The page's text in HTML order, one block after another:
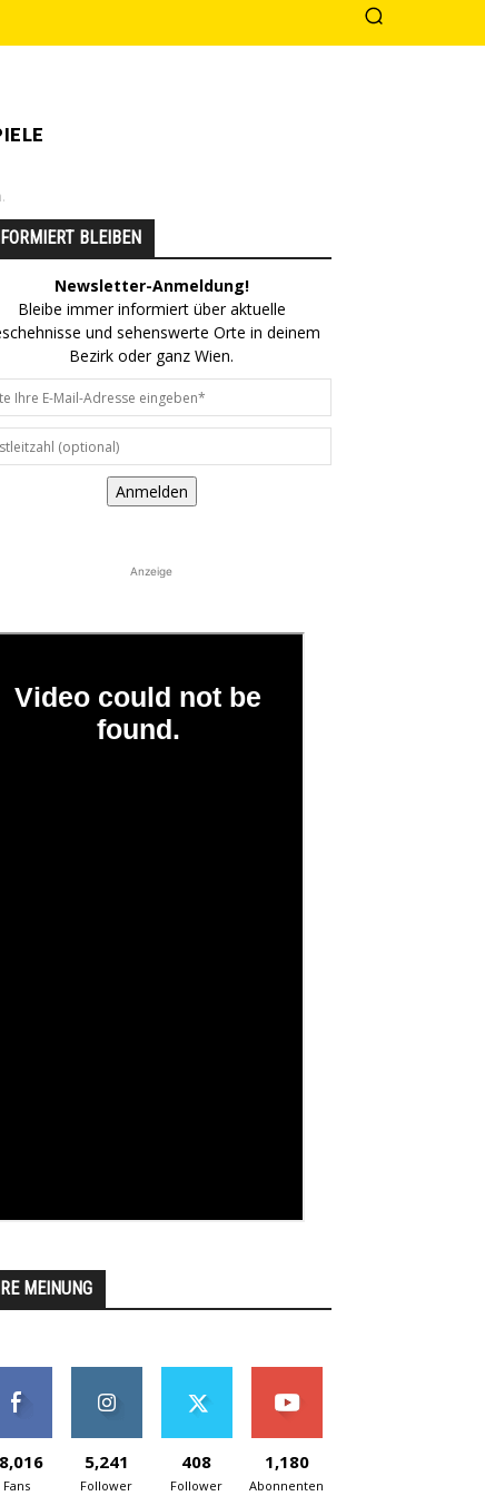
BLEIBEN
Newsletter-Anmeldung!
Bleibe immer informiert über aktuelle
und sehenswerte Orte in deinem
Bezirk oder ganz Wien.
Anmelden
Anzeige
MEINUNG
Fans
5,241
Follower
408
Follower
1,180
Abonnenten